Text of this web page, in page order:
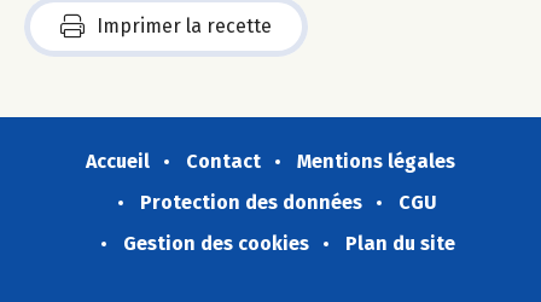
Imprimer la recette
Accueil Contact
Mentions légales
Protection des données
CGU
Gestion des cookies
Plan du site